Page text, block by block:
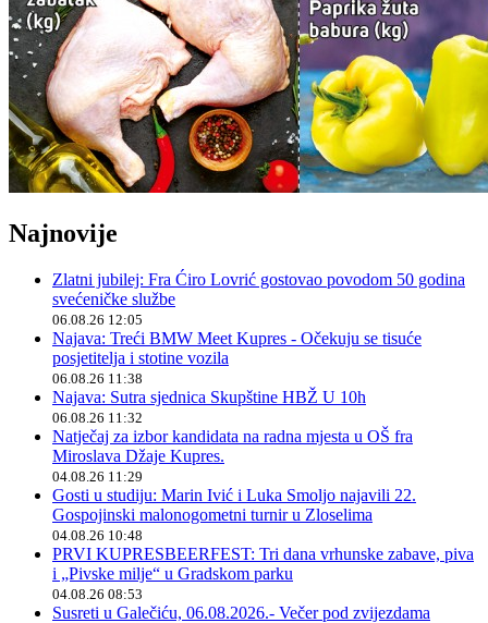
Najnovije
Zlatni jubilej: Fra Ćiro Lovrić gostovao povodom 50 godina
svećeničke službe
06.08.26 12:05
Najava: Treći BMW Meet Kupres - Očekuju se tisuće
posjetitelja i stotine vozila
06.08.26 11:38
Najava: Sutra sjednica Skupštine HBŽ U 10h
06.08.26 11:32
Natječaj za izbor kandidata na radna mjesta u OŠ fra
Miroslava Džaje Kupres.
04.08.26 11:29
Gosti u studiju: Marin Ivić i Luka Smoljo najavili 22.
Gospojinski malonogometni turnir u Zloselima
04.08.26 10:48
PRVI KUPRESBEERFEST: Tri dana vrhunske zabave, piva
i „Pivske milje“ u Gradskom parku
04.08.26 08:53
Susreti u Galečiću, 06.08.2026.- Večer pod zvijezdama